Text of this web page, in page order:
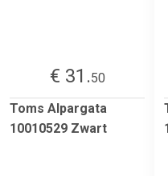
€ 31.50
Toms Alpargata
10010529 Zwart